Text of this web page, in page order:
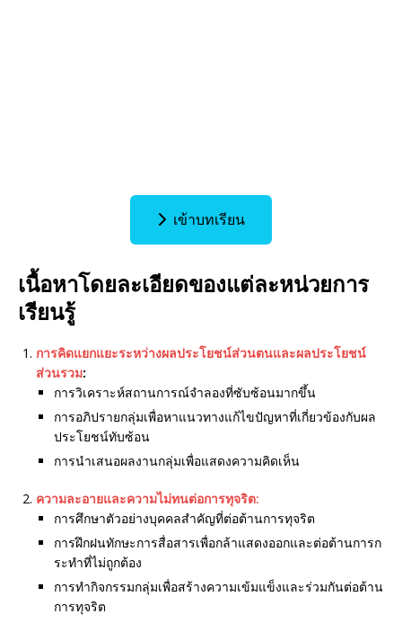
เข้าบทเรียน
เนื้อหาโดยละเอียดของแต่ละหน่วยการ
เรียนรู้
การคิดแยกแยะระหว่างผลประโยชน์ส่วนตนและผลประโยชน์
ส่วนรวม:
การวิเคราะห์สถานการณ์จำลองที่ซับซ้อนมากขึ้น
การอภิปรายกลุ่มเพื่อหาแนวทางแก้ไขปัญหาที่เกี่ยวข้องกับผล
ประโยชน์ทับซ้อน
การนำเสนอผลงานกลุ่มเพื่อแสดงความคิดเห็น
ความละอายและความไม่ทนต่อการทุจริต:
การศึกษาตัวอย่างบุคคลสำคัญที่ต่อต้านการทุจริต
การฝึกฝนทักษะการสื่อสารเพื่อกล้าแสดงออกและต่อต้านการก
ระทำที่ไม่ถูกต้อง
การทำกิจกรรมกลุ่มเพื่อสร้างความเข้มแข็งและร่วมกันต่อต้าน
การทุจริต